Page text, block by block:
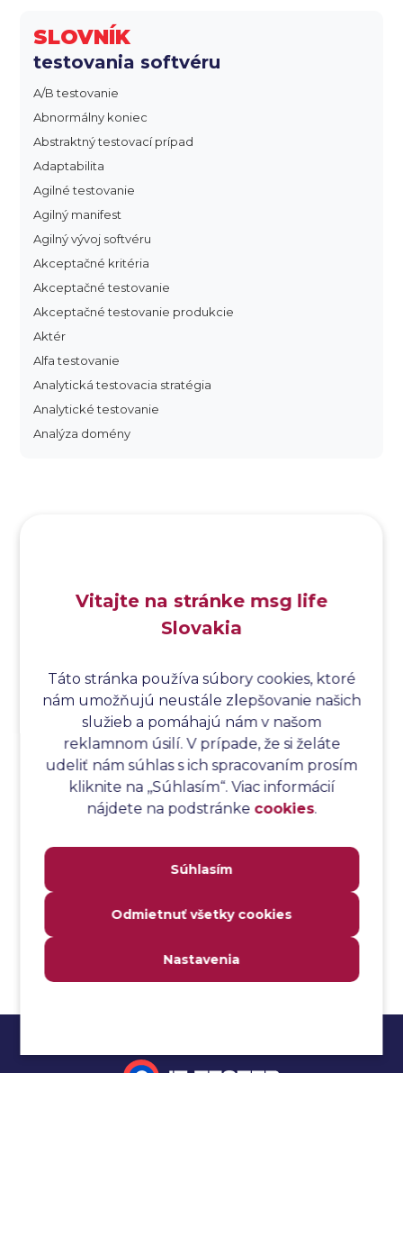
SLOVNÍK
testovania softvéru
A/B testovanie
Abnormálny koniec
Abstraktný testovací prípad
Adaptabilita
Agilné testovanie
Agilný manifest
Agilný vývoj softvéru
Akceptačné kritéria
Akceptačné testovanie
Akceptačné testovanie produkcie
Aktér
Alfa testovanie
Analytická testovacia stratégia
Analytické testovanie
Analýza domény
Analýza príčin a následkov
Analýza spôsobu a následkov zlyhania softvéru
Analýza stromu chýb
Analýza stromu chýb softvéru
Analýza testovacieho bodu
Analýza toku riadenia
Analýza toku údajov
Analýza webových stránok a inventár meraní
Analyzovateľnosť
Anti-malvér
Vitajte na stránke msg life
Slovakia
Táto stránka používa súbory cookies, ktoré
nám umožňujú neustále zlepšovanie našich
služieb a pomáhajú nám v našom
reklamnom úsilí. V prípade, že si želáte
udeliť nám súhlas s ich spracovaním prosím
kliknite na ,,Súhlasím“. Viac informácií
nájdete na podstránke cookies.
Súhlasím
Odmietnuť všetky cookies
Nastavenia